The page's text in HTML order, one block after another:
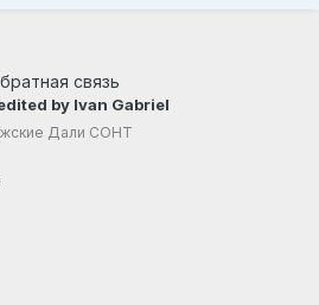
связь
by Ivan Gabriel
Дали СОНТ